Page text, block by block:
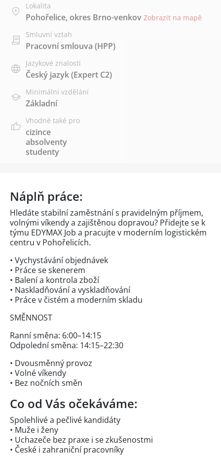
Lokalita
Pohořelice, okres Brno-venkov Zobrazit na mapě
Smluvní vztah
Pracovní smlouva (HPP)
Jazykové znalosti
Český jazyk(Expert C2)
Minimální vzdělání
Základní
Vhodné také pro
cizince
absolventy
studenty
Náplň práce:
Hledáte stabilní zaměstnání s pravidelným příjmem,
volnými víkendy a zajištěnou dopravou? Přidejte se k
týmu EDYMAX Job a pracujte v moderním logistickém
centru v Pohořelicích.
• Vychystávání objednávek
• Práce se skenerem
• Balení a kontrola zboží
• Naskladňování a vyskladňování
• Práce v čistém a moderním skladu
SMĚNNOST
Ranní směna: 6:00–14:15
Odpolední směna: 14:15–22:30
• Dvousměnný provoz
• Volné víkendy
• Bez nočních směn
Co od Vás očekáváme:
Spolehlivé a pečlivé kandidáty
• Muže i ženy
• Uchazeče bez praxe i se zkušenostmi
• České i zahraniční pracovníky